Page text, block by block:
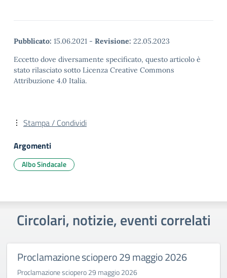
Pubblicato: 15.06.2021 - Revisione: 22.05.2023
Eccetto dove diversamente specificato, questo articolo è
stato rilasciato sotto Licenza Creative Commons
Attribuzione 4.0 Italia.
Stampa / Condividi
Argomenti
Albo Sindacale
Circolari, notizie, eventi correlati
Proclamazione sciopero 29 maggio 2026
Proclamazione sciopero 29 maggio 2026